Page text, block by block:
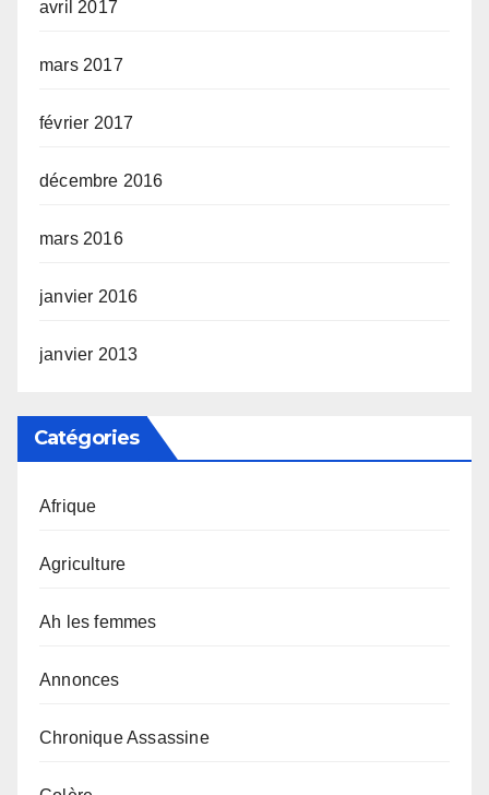
avril 2017
mars 2017
février 2017
décembre 2016
mars 2016
janvier 2016
janvier 2013
Catégories
Afrique
Agriculture
Ah les femmes
Annonces
Chronique Assassine